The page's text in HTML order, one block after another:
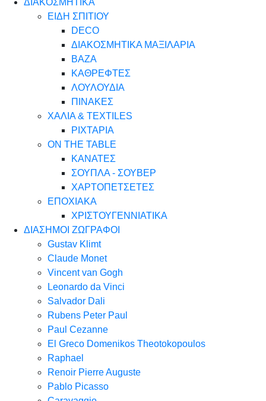
ΔΙΑΚΟΣΜΗΤΙΚΑ
ΕΙΔΗ ΣΠΙΤΙΟΥ
DECO
ΔΙΑΚΟΣΜΗΤΙΚΑ ΜΑΞΙΛΑΡΙΑ
ΒΑΖΑ
ΚΑΘΡΕΦΤΕΣ
ΛΟΥΛΟΥΔΙΑ
ΠΙΝΑΚΕΣ
ΧΑΛΙΑ & TEXTILES
ΡΙΧΤΑΡΙΑ
ON THE TABLE
ΚΑΝΑΤΕΣ
ΣΟΥΠΛΑ - ΣΟΥΒΕΡ
ΧΑΡΤΟΠΕΤΣΕΤΕΣ
ΕΠΟΧΙΑΚΑ
ΧΡΙΣΤΟΥΓΕΝΝΙΑΤΙΚΑ
ΔΙΑΣΗΜΟΙ ΖΩΓΡΑΦΟΙ
Gustav Klimt
Claude Monet
Vincent van Gogh
Leonardo da Vinci
Salvador Dali
Rubens Peter Paul
Paul Cezanne
El Greco Domenikos Theotokopoulos
Raphael
Renoir Pierre Auguste
Pablo Picasso